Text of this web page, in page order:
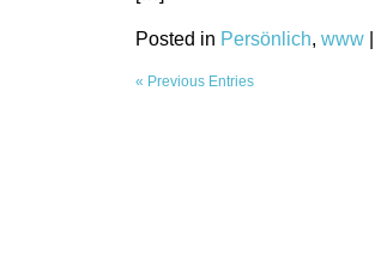
Posted in Persönlich, www|
« Previous Entries